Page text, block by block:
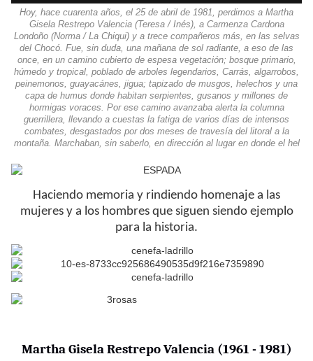
Hoy, hace cuarenta años, el 25 de abril de 1981, perdimos a Martha
Gisela Restrepo Valencia (Teresa / Inés), a Carmenza Cardona
Londoño (Norma / La Chiqui) y a trece compañeros más, en las selvas
del Chocó. Fue, sin duda, una mañana de sol radiante, a eso de las
once, en un camino cubierto de espesa vegetación; bosque primario,
húmedo y tropical, poblado de arboles legendarios, Carrás, algarrobos,
peinemonos, guayacánes, jigua; tapizado de musgos, helechos y una
capa de humus donde habitan serpientes, gusanos y millones de
hormigas voraces. Por ese camino avanzaba alerta la columna
guerrillera, llevando a cuestas la fatiga de varios días de intensos
combates, desgastados por dos meses de travesía del litoral a la
montaña. Marchaban, sin saberlo, en dirección al lugar en donde el hel
Haciendo memoria y rindiendo homenaje a las
mujeres y a los hombres que siguen siendo ejemplo
para la historia.
Martha Gisela Restrepo Valencia (1961 - 1981)